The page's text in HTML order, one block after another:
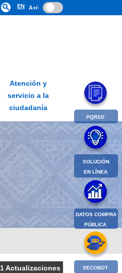
search EN A+/-
Atención y
servicio a la
ciudadanía
1 Actualizaciones
PQRSD
SOLUCIÓN
EN LÍNEA
DATOS COMPRA
PÚBLICA
SECOBOT